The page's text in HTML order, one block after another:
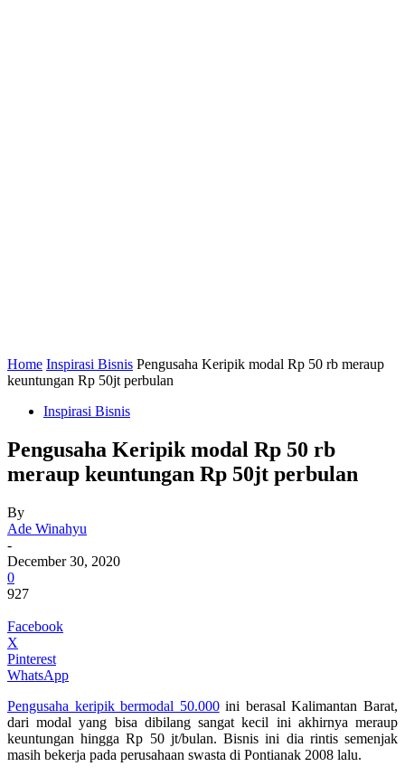
Home Inspirasi Bisnis Pengusaha Keripik modal Rp 50 rb meraup
keuntungan Rp 50jt perbulan
Inspirasi Bisnis
Pengusaha Keripik modal Rp 50 rb
meraup keuntungan Rp 50jt perbulan
By
Ade Winahyu
-
December 30, 2020
0
927
Facebook
X
Pinterest
WhatsApp
Pengusaha keripik bermodal 50.000ini berasal Kalimantan Barat,
dari modal yang bisa dibilang sangat kecil ini akhirnya meraup
keuntungan hingga Rp 50 jt/bulan. Bisnis ini dia rintis semenjak
masih bekerja pada perusahaan swasta di Pontianak 2008 lalu.